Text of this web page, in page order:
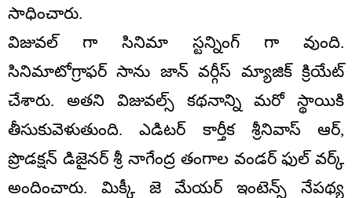
సాధించారు.
విజువల్ గా సినిమా స్టన్నింగ్ గా వుంది.
సినిమాటోగ్రాఫర్ సాను జాన్ వర్గీస్ మ్యాజిక్ క్రియేట్
చేశారు. అతని విజువల్స్ కథనాన్ని మరో స్థాయికి
తీసుకువెళుతుంది. ఎడిటర్ కార్తీక శ్రీనివాస్ ఆర్,
ప్రొడక్షన్ డిజైనర్ శ్రీ నాగేంద్ర తంగాల వండర్ ఫుల్ వర్క్
అందించారు. మిక్కీ జె మేయర్ ఇంటెన్స్ నేపథ్య